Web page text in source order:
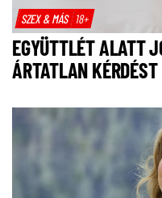
SZEX & MÁS 18+
EGYÜTTLÉT ALATT
ÁRTATLAN KÉRDÉST